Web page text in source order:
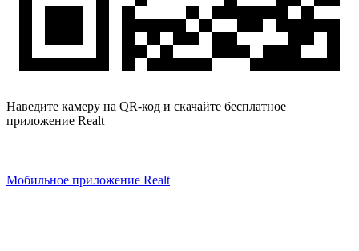
Наведите камеру на QR-код и скачайте бесплатное
приложение Realt
Мобильное приложение Realt